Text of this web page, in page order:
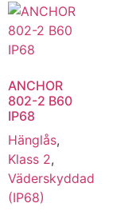
ANCHOR
802-2 B60
IP68
Hänglås,
Klass 2,
Väderskyddad
(IP68)